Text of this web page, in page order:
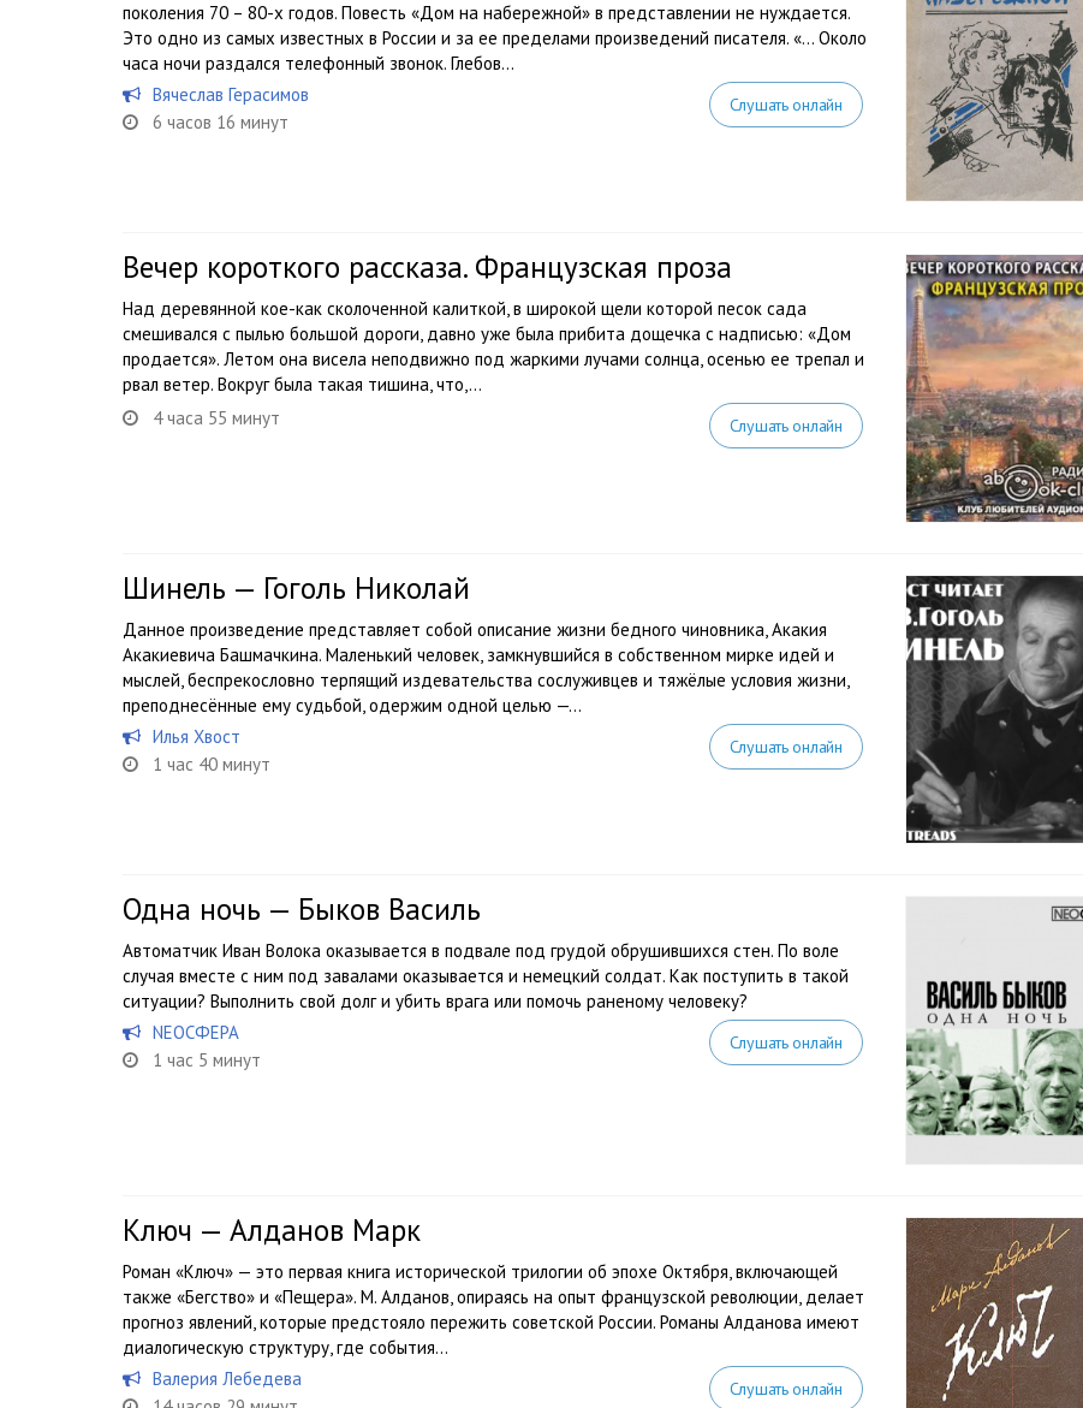
поколения 70 – 80-х годов. Повесть «Дом на набережной» в представлении не нуждается.
Это одно из самых известных в России и за ее пределами произведений писателя. «… Около
часа ночи раздался телефонный звонок. Глебов...
Вячеслав Герасимов
6 часов 16 минут
Слушать онлайн
Вечер короткого рассказа. Французская проза
Над деревянной кое-как сколоченной калиткой, в широкой щели которой песок сада
смешивался с пылью большой дороги, давно уже была прибита дощечка с надписью: «Дом
продается». Летом она висела неподвижно под жаркими лучами солнца, осенью ее трепал и
рвал ветер. Вокруг была такая тишина, что,...
4 часа 55 минут
Слушать онлайн
Шинель — Гоголь Николай
Данное произведение представляет собой описание жизни бедного чиновника, Акакия
Акакиевича Башмачкина. Маленький человек, замкнувшийся в собственном мирке идей и
мыслей, беспрекословно терпящий издевательства сослуживцев и тяжёлые условия жизни,
преподнесённые ему судьбой, одержим одной целью —...
Илья Хвост
1 час 40 минут
Слушать онлайн
Одна ночь — Быков Василь
Автоматчик Иван Волока оказывается в подвале под грудой обрушившихся стен. По воле
случая вместе с ним под завалами оказывается и немецкий солдат. Как поступить в такой
ситуации? Выполнить свой долг и убить врага или помочь раненому человеку?
NEOСФЕРА
1 час 5 минут
Слушать онлайн
Ключ — Алданов Марк
Роман «Ключ» — это первая книга исторической трилогии об эпохе Октября, включающей
также «Бегство» и «Пещера». М. Алданов, опираясь на опыт французской революции, делает
прогноз явлений, которые предстояло пережить советской России. Романы Алданова имеют
диалогическую структуру, где события...
Валерия Лебедева
Слушать онлайн